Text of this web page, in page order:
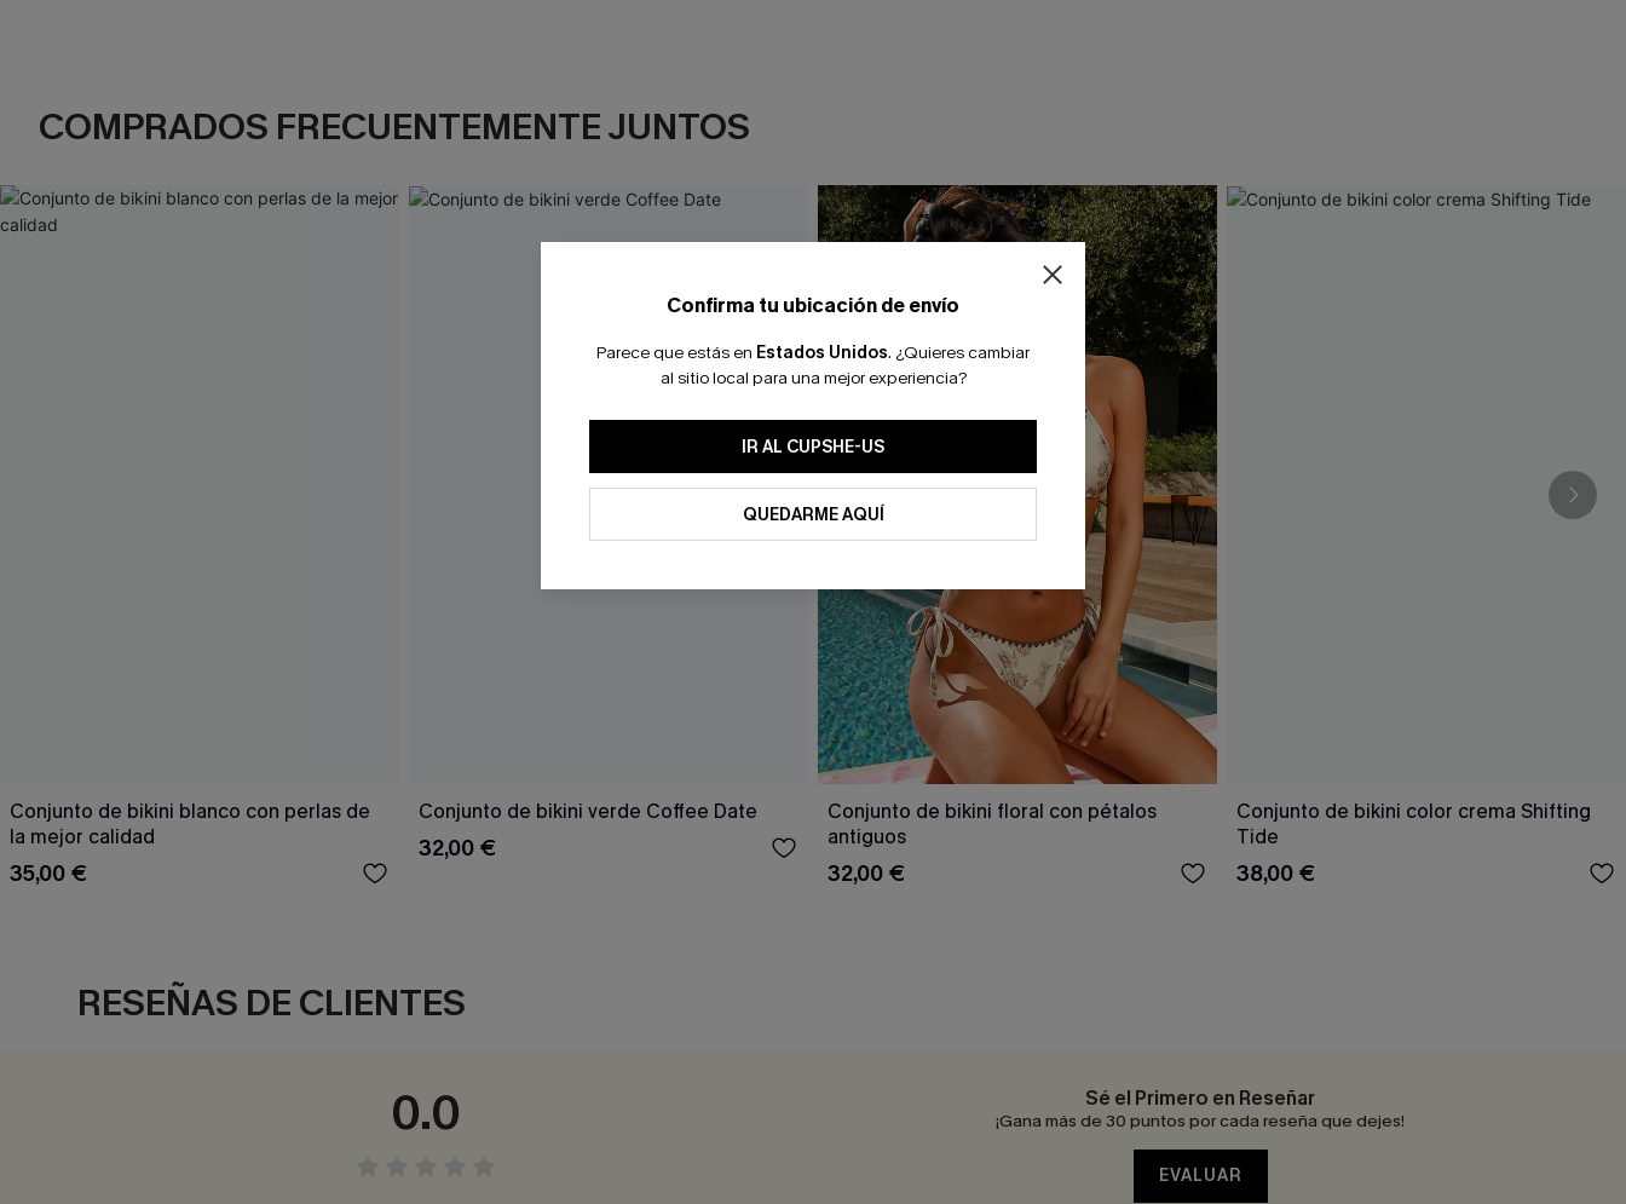
COMPRADOS FRECUENTEMENTE JUNTOS
Conjunto de bikini blanco con perlas de
la mejor calidad
35,00 €
Conjunto de bikini verde Coffee Date
32,00 €
Conjunto de bikini floral con pétalos
antiguos
32,00 €
Conjunto de bikini color crema Shifting
Tide
38,00 €
RESEÑAS DE CLIENTES
0.0 Sé el Primero en Reseñar
¡Gana más de 30 puntos por cada reseña que dejes!
EVALUAR
Confirma tu ubicación de envío
Parece que estás en Estados Unidos. ¿Quieres cambiar
al sitio local para una mejor experiencia?
IR AL CUPSHE-US
QUEDARME AQUÍ